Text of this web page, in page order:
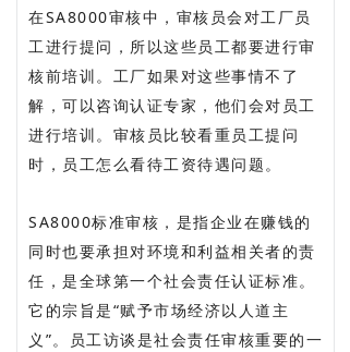
在SA8000审核中，审核员会对工厂员
工进行提问，所以这些员工都要进行审
核前培训。工厂如果对这些事情不了
解，可以咨询认证专家，他们会对员工
进行培训。审核员比较看重员工提问
时，员工怎么看待工资待遇问题。
SA8000标准审核，是指企业在赚钱的
同时也要承担对环境和利益相关者的责
任，是全球第一个社会责任认证标准。
它的宗旨是“赋予市场经济以人道主
义”。员工访谈是社会责任审核重要的一